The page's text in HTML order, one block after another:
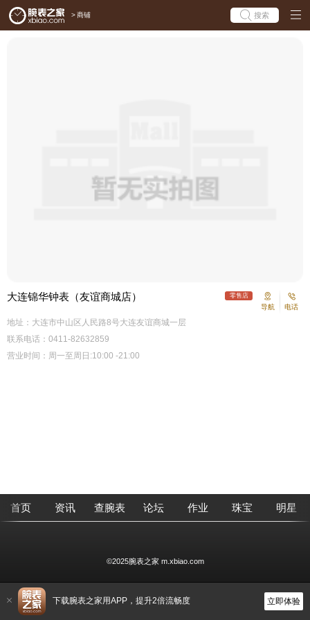
下载腕表之家用APP，提升2倍流畅度 立即体验
> 商铺 搜索
大连锦华钟表（友谊商城店） 零售店
导航 电话
地址：大连市中山区人民路8号大连友谊商城一层
联系电话：0411-82632859
营业时间：周一至周日:10:00 -21:00
首页 资讯 查腕表 论坛 作业 珠宝 明星
©2025腕表之家 m.xbiao.com